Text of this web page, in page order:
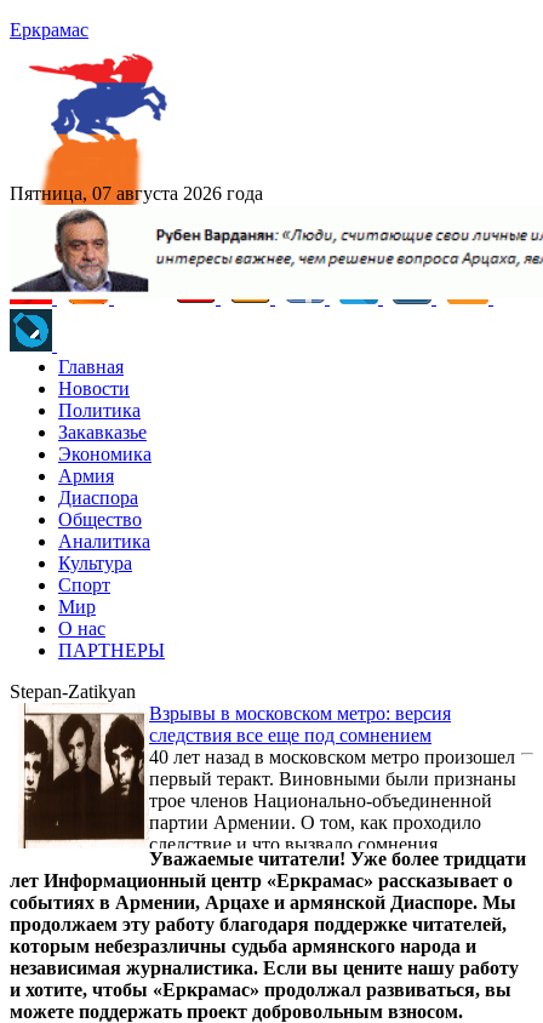
Еркрамас
Пятница, 07 августа 2026 года
Главная
Новости
Политика
Закавказье
Экономика
Армия
Диаспора
Общество
Аналитика
Культура
Спорт
Мир
О нас
ПАРТНЕРЫ
Stepan-Zatikyan
Взрывы в московском метро: версия
следствия все еще под сомнением
40 лет назад в московском метро произошел
первый теракт. Виновными были признаны
трое членов Национально-объединенной
партии Армении. О том, как проходило
следствие и что вызвало сомнения
академика Сахарова и других диссидентов
в правильности приговора, — в материале
«Газеты.Ru».
Уважаемые читатели! Уже более тридцати
лет Информационный центр «Еркрамас» рассказывает о
событиях в Армении, Арцахе и армянской Диаспоре. Мы
продолжаем эту работу благодаря поддержке читателей,
которым небезразличны судьба армянского народа и
независимая журналистика. Если вы цените нашу работу
и хотите, чтобы «Еркрамас» продолжал развиваться, вы
можете поддержать проект добровольным взносом.